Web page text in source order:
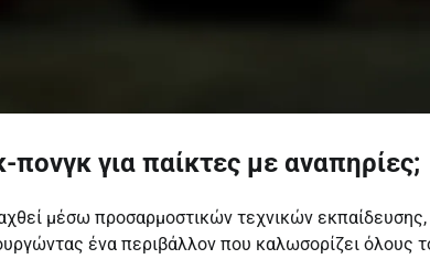
για παίκτες με αναπηρίες;
μέσω προσαρμοστικών τεχνικών εκπαίδευσης,
ένα περιβάλλον που καλωσορίζει όλους